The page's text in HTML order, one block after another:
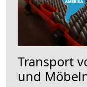
Transport
und